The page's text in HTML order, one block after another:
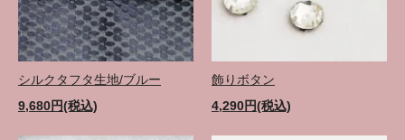
シルクタフタ生地/ブルー
9,680円(税込)
飾りボタン
4,290円(税込)